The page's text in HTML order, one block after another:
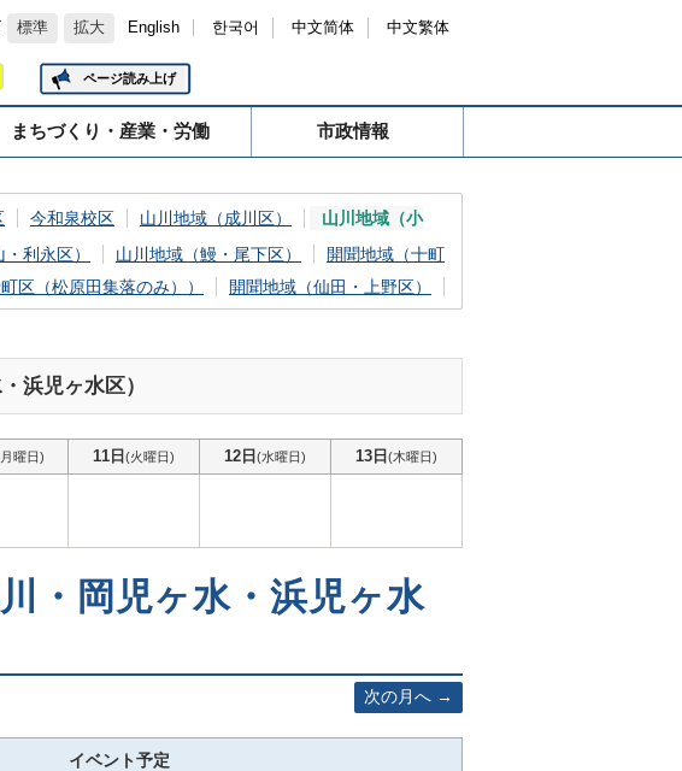
標準 拡大 English 한국어 中文简体 中文繁体
ページ読み上げ
まちづくり・産業・労働 市政情報
今和泉校区 山川地域（成川区）
山川地域（小
利永区） 山川地域（鰻・尾下区）
開聞地域（十町
区（松原田集落のみ）） 開聞地域（仙田・上野区）
浜児ヶ水区）
曜日) 11日 (火曜日) 12日 (水曜日) 13日 (木曜日)
・岡児ヶ水・浜児ヶ水
次の月へ
イベント予定